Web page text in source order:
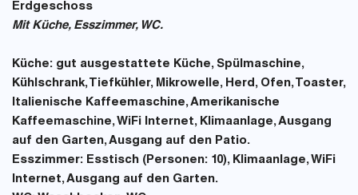
Erdgeschoss
Mit Küche, Esszimmer, WC.
Küche: gut ausgestattete Küche, Spülmaschine,
Kühlschrank, Tiefkühler, Mikrowelle, Herd, Ofen, Toaster,
Italienische Kaffeemaschine, Amerikanische
Kaffeemaschine, WiFi Internet, Klimaanlage, Ausgang
auf den Garten, Ausgang auf den Patio.
Esszimmer: Esstisch (Personen: 10), Klimaanlage, WiFi
Internet, Ausgang auf den Garten.